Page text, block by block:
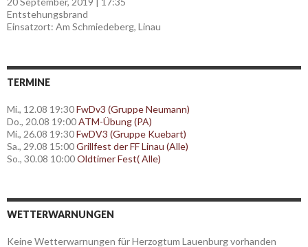
Entstehungsbrand
Einsatzort: Am Schmiedeberg, Linau
TERMINE
Mi., 12.08 19:30FwDv3 (Gruppe Neumann)
Do., 20.08 19:00ATM-Übung (PA)
Mi., 26.08 19:30FwDV3 (Gruppe Kuebart)
Sa., 29.08 15:00Grillfest der FF Linau (Alle)
So., 30.08 10:00Oldtimer Fest( Alle)
WETTERWARNUNGEN
Keine Wetterwarnungen für Herzogtum Lauenburg vorhanden